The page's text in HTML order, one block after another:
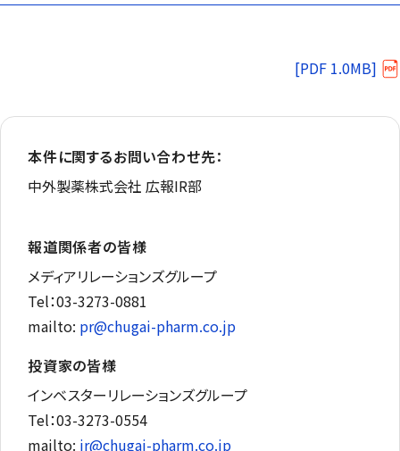
[PDF 1.0MB]
本件に関するお問い合わせ先：
中外製薬株式会社 広報IR部
報道関係者の皆様
メディアリレーションズグループ
Tel：03-3273-0881
mailto: pr@chugai-pharm.co.jp
投資家の皆様
インベスターリレーションズグループ
Tel：03-3273-0554
mailto: ir@chugai-pharm.co.jp